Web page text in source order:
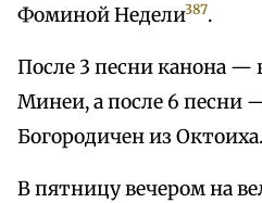
Фоминой Недели387.
После 3 песни канона —
Минеи, а после 6 песни
Богородичен из Октоиха.
В пятницу вечером на